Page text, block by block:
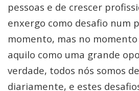
pessoas e de crescer
enxergo como desafio num
momento, mas no
aquilo como uma grande
verdade, todos nós somos
diariamente, e estes